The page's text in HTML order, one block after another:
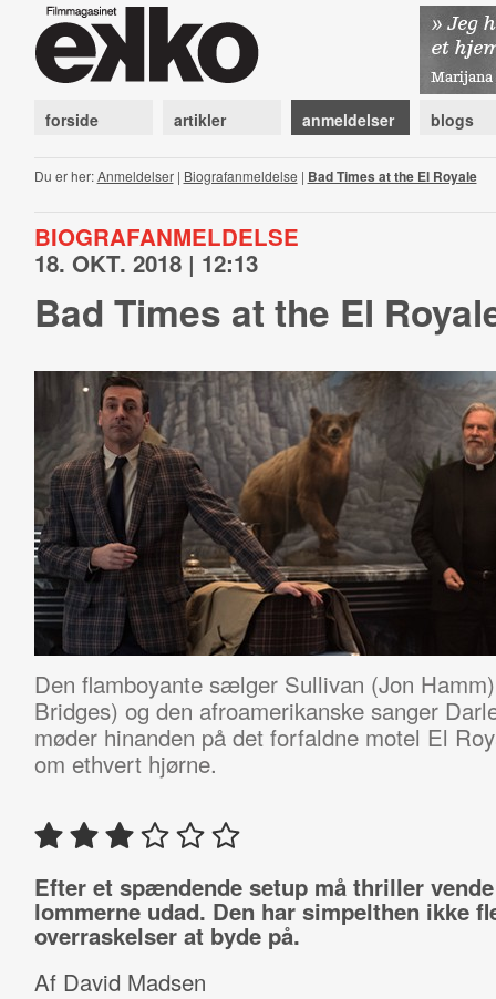
forside artikler anmeldelser blogs
Du er her:Anmeldelser| Biografanmeldelse | Bad Times at the El Royale
BIOGRAFANMELDELSE
18. OKT. 2018 | 12:13
Bad Times at the El
Den flamboyante sælger Sullivan (Jon
Bridges) og den afroamerikanske sanger
møder hinanden på det forfaldne motel El
om ethvert hjørne.
Efter et spændende setup må thriller vende
lommerne udad. Den har simpelthen ikke
overraskelser at byde på.
Af David Madsen